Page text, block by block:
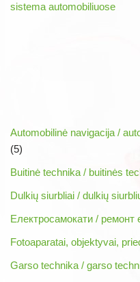
sistema automobiliuose
Automobilinė navigacija /
(5)
Buitinė technika / buitinės
Dulkių siurbliai / dulkių
Електросамокати / ремонт
Fotoaparatai, objektyvai,
Garso technika / garso